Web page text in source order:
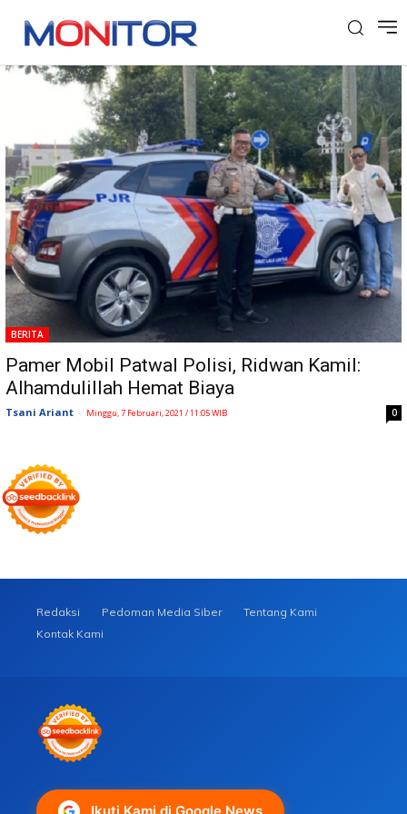
Tag: Mobil Patwal
BERITA
Pamer Mobil Patwal Polisi, Ridwan Kamil:
Alhamdulillah Hemat Biaya
Tsani Ariant - Minggu, 7 Februari, 2021 / 11:05 WIB 0
Redaksi Pedoman Media Siber
Tentang Kami
Kontak Kami